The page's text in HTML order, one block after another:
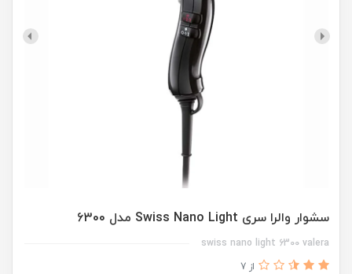
سشوار والرا سری Swiss Nano Light مدل 6300
swiss nano light 6300 valera
از 7